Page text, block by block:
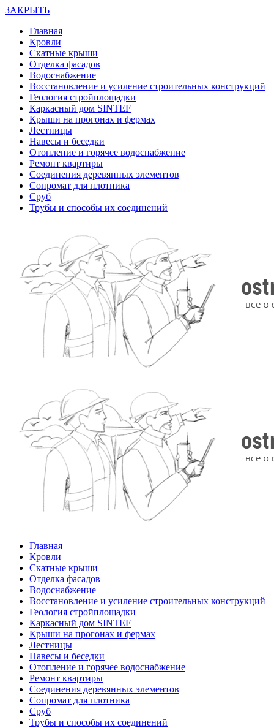
ЗАКРЫТЬ
Главная
Кровли
Скатные крыши
Отделка фасадов
Водоснабжение
Восстановление и усиление строительных конструкций
Геология стройплощадки
Каркасный дом SINTEF
Крыши на прогонах и фермах
Лестницы
Навесы и беседки
Отопление и горячее водоснабжение
Ремонт квартиры
Соединения деревянных элементов
Сопромат для плотника
Сруб
Трубы и способы их соединений
Главная
Кровли
Скатные крыши
Отделка фасадов
Водоснабжение
Восстановление и усиление строительных конструкций
Геология стройплощадки
Каркасный дом SINTEF
Крыши на прогонах и фермах
Лестницы
Навесы и беседки
Отопление и горячее водоснабжение
Ремонт квартиры
Соединения деревянных элементов
Сопромат для плотника
Сруб
Трубы и способы их соединений